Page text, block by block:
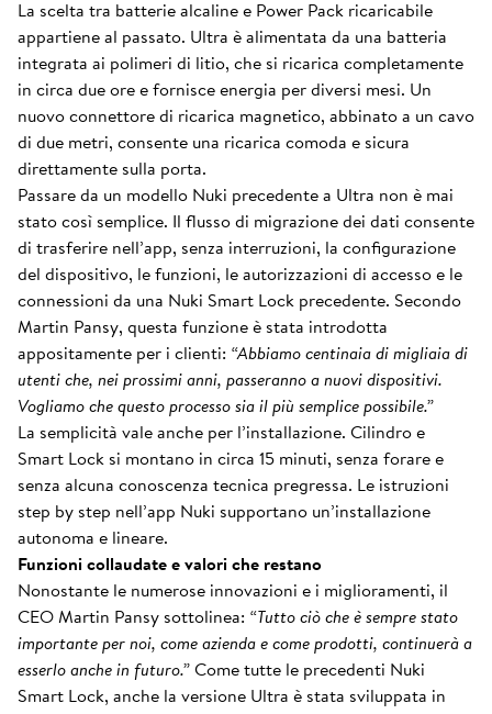
La scelta tra batterie alcaline e Power Pack ricaricabile
appartiene al passato. Ultra è alimentata da una batteria
integrata ai polimeri di litio, che si ricarica completamente
in circa due ore e fornisce energia per diversi mesi. Un
nuovo connettore di ricarica magnetico, abbinato a un cavo
di due metri, consente una ricarica comoda e sicura
direttamente sulla porta.
Passare da un modello Nuki precedente a Ultra non è mai
stato così semplice. Il flusso di migrazione dei dati consente
di trasferire nell’app, senza interruzioni, la configurazione
del dispositivo, le funzioni, le autorizzazioni di accesso e le
connessioni da una Nuki Smart Lock precedente. Secondo
Martin Pansy, questa funzione è stata introdotta
appositamente per i clienti: “Abbiamo centinaia di migliaia di
utenti che, nei prossimi anni, passeranno a nuovi dispositivi.
Vogliamo che questo processo sia il più semplice possibile.”
La semplicità vale anche per l’installazione. Cilindro e
Smart Lock si montano in circa 15 minuti, senza forare e
senza alcuna conoscenza tecnica pregressa. Le istruzioni
step by step nell’app Nuki supportano un’installazione
autonoma e lineare.
Funzioni collaudate e valori che restano
Nonostante le numerose innovazioni e i miglioramenti, il
CEO Martin Pansy sottolinea: “Tutto ciò che è sempre stato
importante per noi, come azienda e come prodotti, continuerà a
esserlo anche in futuro.”Come tutte le precedenti Nuki
Smart Lock, anche la versione Ultra è stata sviluppata in